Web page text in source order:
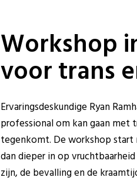
Workshop
voor trans
Ervaringsdeskundige Ryan
professional om kan gaan met
tegenkomt. De workshop start
dan dieper in op
zijn, de bevalling en de